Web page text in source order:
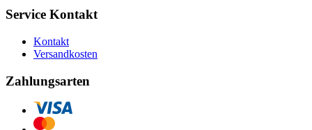
Service Kontakt
Kontakt
Versandkosten
Zahlungsarten